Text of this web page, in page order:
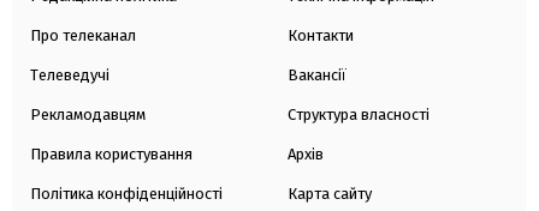
Про телеканал
Телеведучі
Рекламодавцям
Правила користування
Політика конфіденційності
Контакти
Вакансії
Структура власності
Архів
Карта сайту